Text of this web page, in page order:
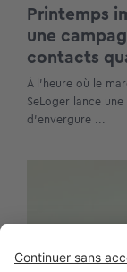
Printemps
une
contacts
À l’heure où le
SeLoger lance
d’envergure ...